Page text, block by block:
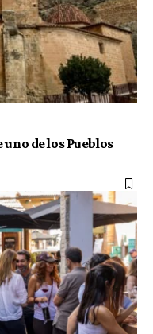
de los Pueblos